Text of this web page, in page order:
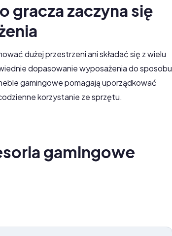
gracza zaczyna się
dużej przestrzeni ani składać się z wielu
dopasowanie wyposażenia do sposobu
gamingowe pomagają uporządkować
korzystanie ze sprzętu.
gamingowe